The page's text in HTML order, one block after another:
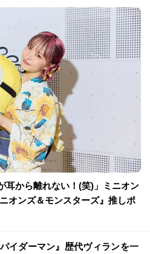
耳から離れない！(笑)」ミニオン
オンズ＆モンスターズ』推しポ
パイダーマン』歴代ヴィランを一